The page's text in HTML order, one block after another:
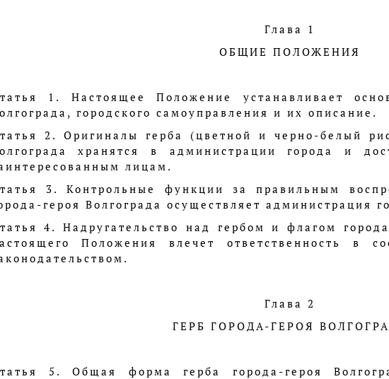
Глава 1
ОБЩИЕ ПОЛОЖЕНИЯ
1. Настоящее Положение устанавливает
городского самоуправления и их описание.
2. Оригиналы герба (цветной и черно-белый
хранятся в администрации города и
лицам.
3. Контрольные функции за правильным
героя Волгограда осуществляет администрация
4. Надругательство над гербом и флагом
Положения влечет ответственность в
Глава 2
ГЕРБ ГОРОДА-ГЕРОЯ
5. Общая форма герба города-героя